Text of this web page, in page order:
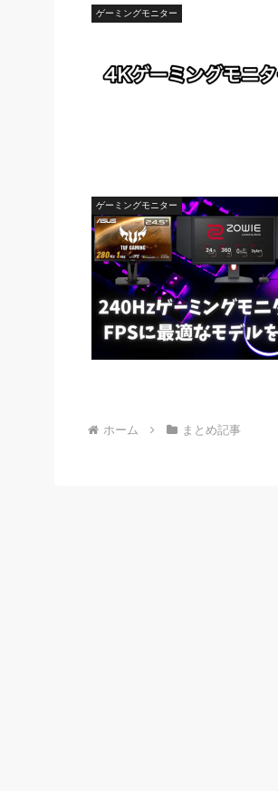
ゲーミングモニター
ゲーミングモニター
ホーム まとめ記事